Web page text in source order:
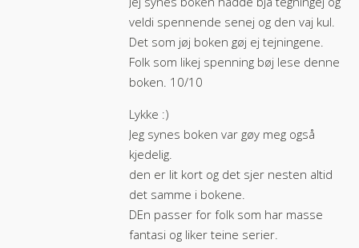
veldi spennende senej og den vaj kul.
Det som jøj boken gøj ej tejningene.
Folk som likej spenning bøj lese denne
boken. 10/10
Lykke :)
Jeg synes boken var gøy meg også
kjedelig.
den er lit kort og det sjer nesten altid
det samme i bokene.
DEn passer for folk som har masse
fantasi og liker teine serier.